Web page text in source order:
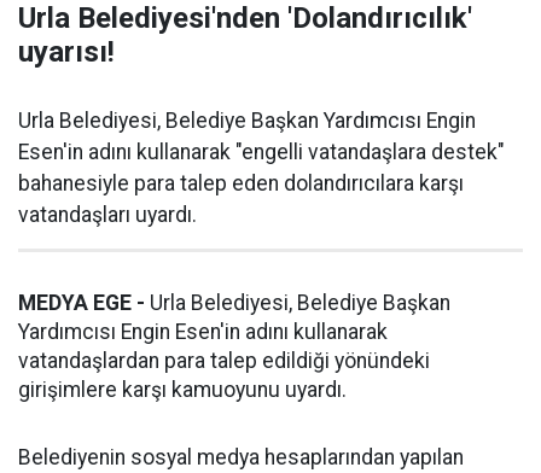
Urla Belediyesi'nden 'Dolandırıcılık'
uyarısı!
Urla Belediyesi, Belediye Başkan Yardımcısı Engin
Esen'in adını kullanarak "engelli vatandaşlara destek"
bahanesiyle para talep eden dolandırıcılara karşı
vatandaşları uyardı.
MEDYA EGE - Urla Belediyesi, Belediye Başkan
Yardımcısı Engin Esen'in adını kullanarak
vatandaşlardan para talep edildiği yönündeki
girişimlere karşı kamuoyunu uyardı.
Belediyenin sosyal medya hesaplarından yapılan